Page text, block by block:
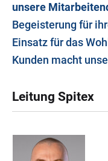
unsere
Begeisterung für
Einsatz für das
Kunden macht
Leitung Spitex